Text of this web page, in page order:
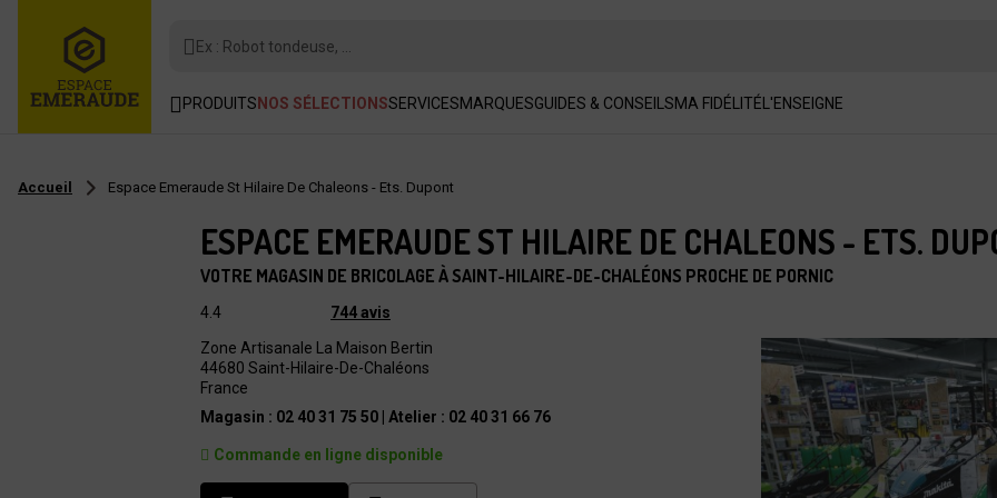
Ex : Robot tondeuse, ...
PRODUITS NOS SÉLECTIONSSERVICESMARQUESGUIDES & CONSEILSMA FIDÉLITÉL'ENSEIGNE
Accueil Espace Emeraude St Hilaire De Chaleons - Ets. Dupont
ESPACE EMERAUDE ST HILAIRE DE CHALEONS - ETS.
VOTRE MAGASIN DE BRICOLAGE À SAINT-HILAIRE-DE-CHALÉONS PROCHE DE PORNIC
4.4
744 avis
Zone Artisanale La Maison Bertin
44680 Saint-Hilaire-De-Chaléons
France
Magasin : 02 40 31 75 50 | Atelier : 02 40 31 66 76
Commande en ligne disponible